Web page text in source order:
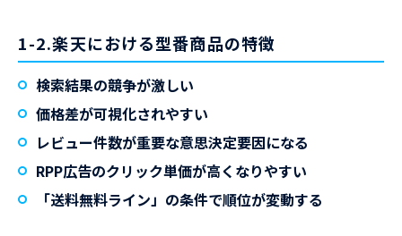
1-2.楽天における型番商品の特徴
検索結果の競争が激しい
価格差が可視化されやすい
レビュー件数が重要な意思決定要因になる
RPP広告のクリック単価が高くなりやすい
「送料無料ライン」の条件で順位が変動する